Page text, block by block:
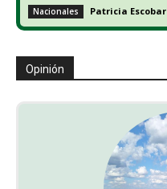
Nacionales Patricia Escobar
Opinión